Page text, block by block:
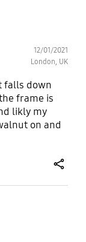
12/01/2021
London, UK
falls down
frame is
likly my
on and